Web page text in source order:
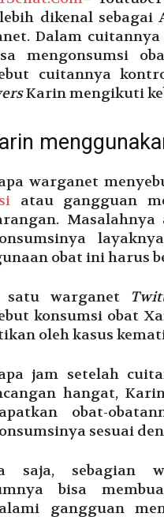
dikenal sebagai
Dalam
mengonsumsi
cuitannya
Karin mengikuti
warganet
atau gangguan
obat ini harus
satu warganet
konsumsi obat
oleh kasus
jam setelah
hangat,
obat-
sesuai
saja, sebagian
bisa
gangguan